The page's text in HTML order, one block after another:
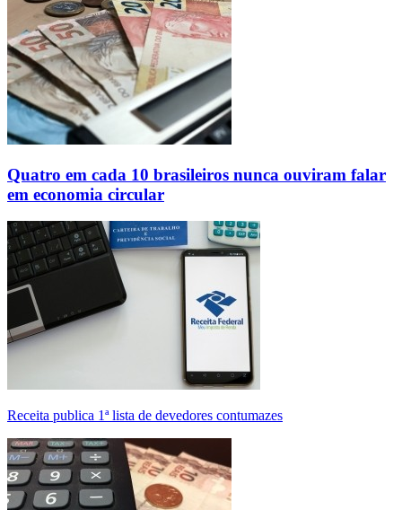
Quatro em cada 10 brasileiros nunca ouviram falar
em economia circular
Receita publica 1ª lista de devedores contumazes